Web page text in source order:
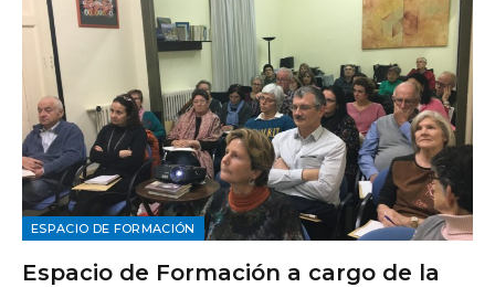
ESPACIO DE FORMACIÓN
Espacio de Formación a cargo de la